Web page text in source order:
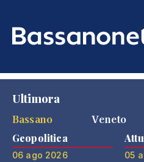
Ultimora
Bassano
Veneto
Geopolitica
06 ago 2026 05